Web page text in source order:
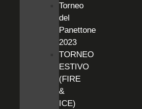
Torneo
del
Panettone
2023
TORNEO
ESTIVO
(FIRE
&
ICE)